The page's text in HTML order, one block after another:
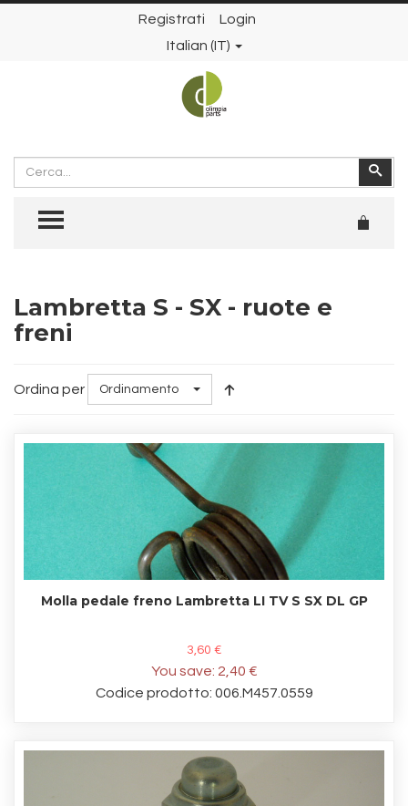
Registrati
Login
Italian (IT)
Cerca
TOGGLE MENU
Lambretta S - SX - ruote e
freni
Ordina per Ordinamento
Molla pedale freno Lambretta LI TV S SX DL GP
3,60 €
You save: 2,40 €
Codice prodotto: 006.M457.0559